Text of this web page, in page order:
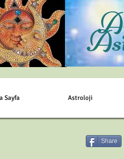
Share
Sayfa Astroloji